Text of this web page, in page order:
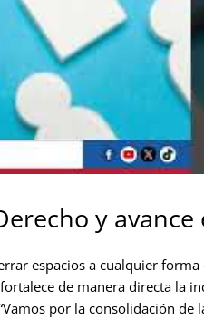
y avance
espacios a cualquier
de manera directa la
por la consolidación de